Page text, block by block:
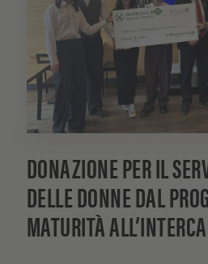
DONAZIONE PER IL
DELLE DONNE DAL
MATURITÀ